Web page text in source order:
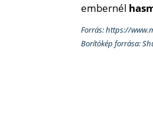
embernél
Forrás: https://
Borítókép forrása: